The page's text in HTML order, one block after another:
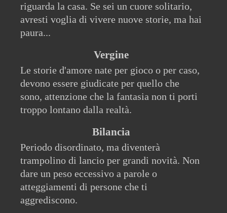
riguarda la casa. Se sei un cuore solitario,
avresti voglia di vivere nuove storie, ma hai
paura...
Vergine
Le storie d'amore nate per gioco o per caso,
devono essere giudicate per quello che
sono, attenzione che la fantasia non ti porti
troppo lontano dalla realtà.
Bilancia
Periodo disordinato, ma diventerà
trampolino di lancio per grandi novità. Non
dare un peso eccessivo a parole o
atteggiamenti di persone che ti
aggrediscono.